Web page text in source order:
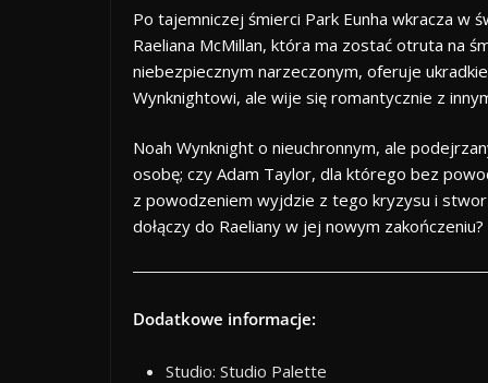
Po tajemniczej śmierci Park Eunha wkracza w
Raeliana McMillan, która ma zostać otruta na
niebezpiecznym narzeczonym, oferuje
Wynknightowi, ale wije się romantycznie z
Noah Wynknight o nieuchronnym, ale
osobę; czy Adam Taylor, dla którego bez
z powodzeniem wyjdzie z tego kryzysu i
dołączy do Raeliany w jej nowym zakończeniu?
Dodatkowe informacje:
Studio: Studio Palette